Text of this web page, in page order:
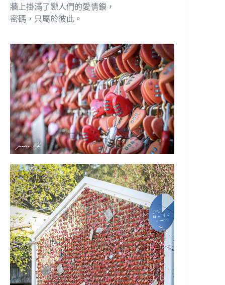
牆上掛滿了戀人們的愛情鎖，
密碼，只屬於彼此。